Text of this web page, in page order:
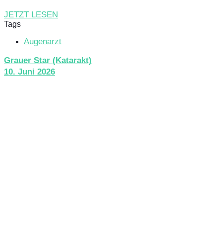
JETZT LESEN
Tags
Augenarzt
Grauer Star (Katarakt)
10. Juni 2026